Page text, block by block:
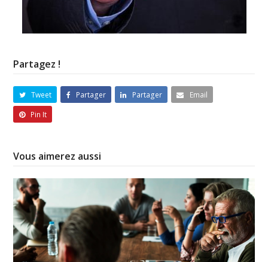
Partagez !
Tweet Partager Partager
Email
Pin It
Vous aimerez aussi